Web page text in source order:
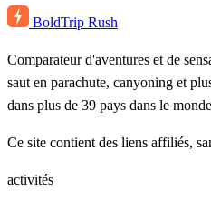
BoldTrip Rush
Comparateur d'aventures et de
saut en parachute, canyoning et
dans plus de 39 pays dans le
Ce site contient des liens affiliés,
activités